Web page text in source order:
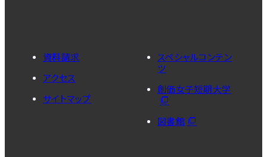
資料請求
アクセス
サイトマップ
スペシャルコンテン
ツ
創価女子短期大学
図書館